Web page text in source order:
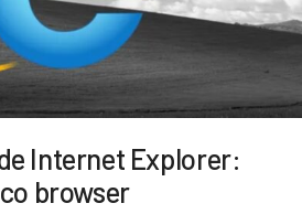
Internet Explorer:
browser